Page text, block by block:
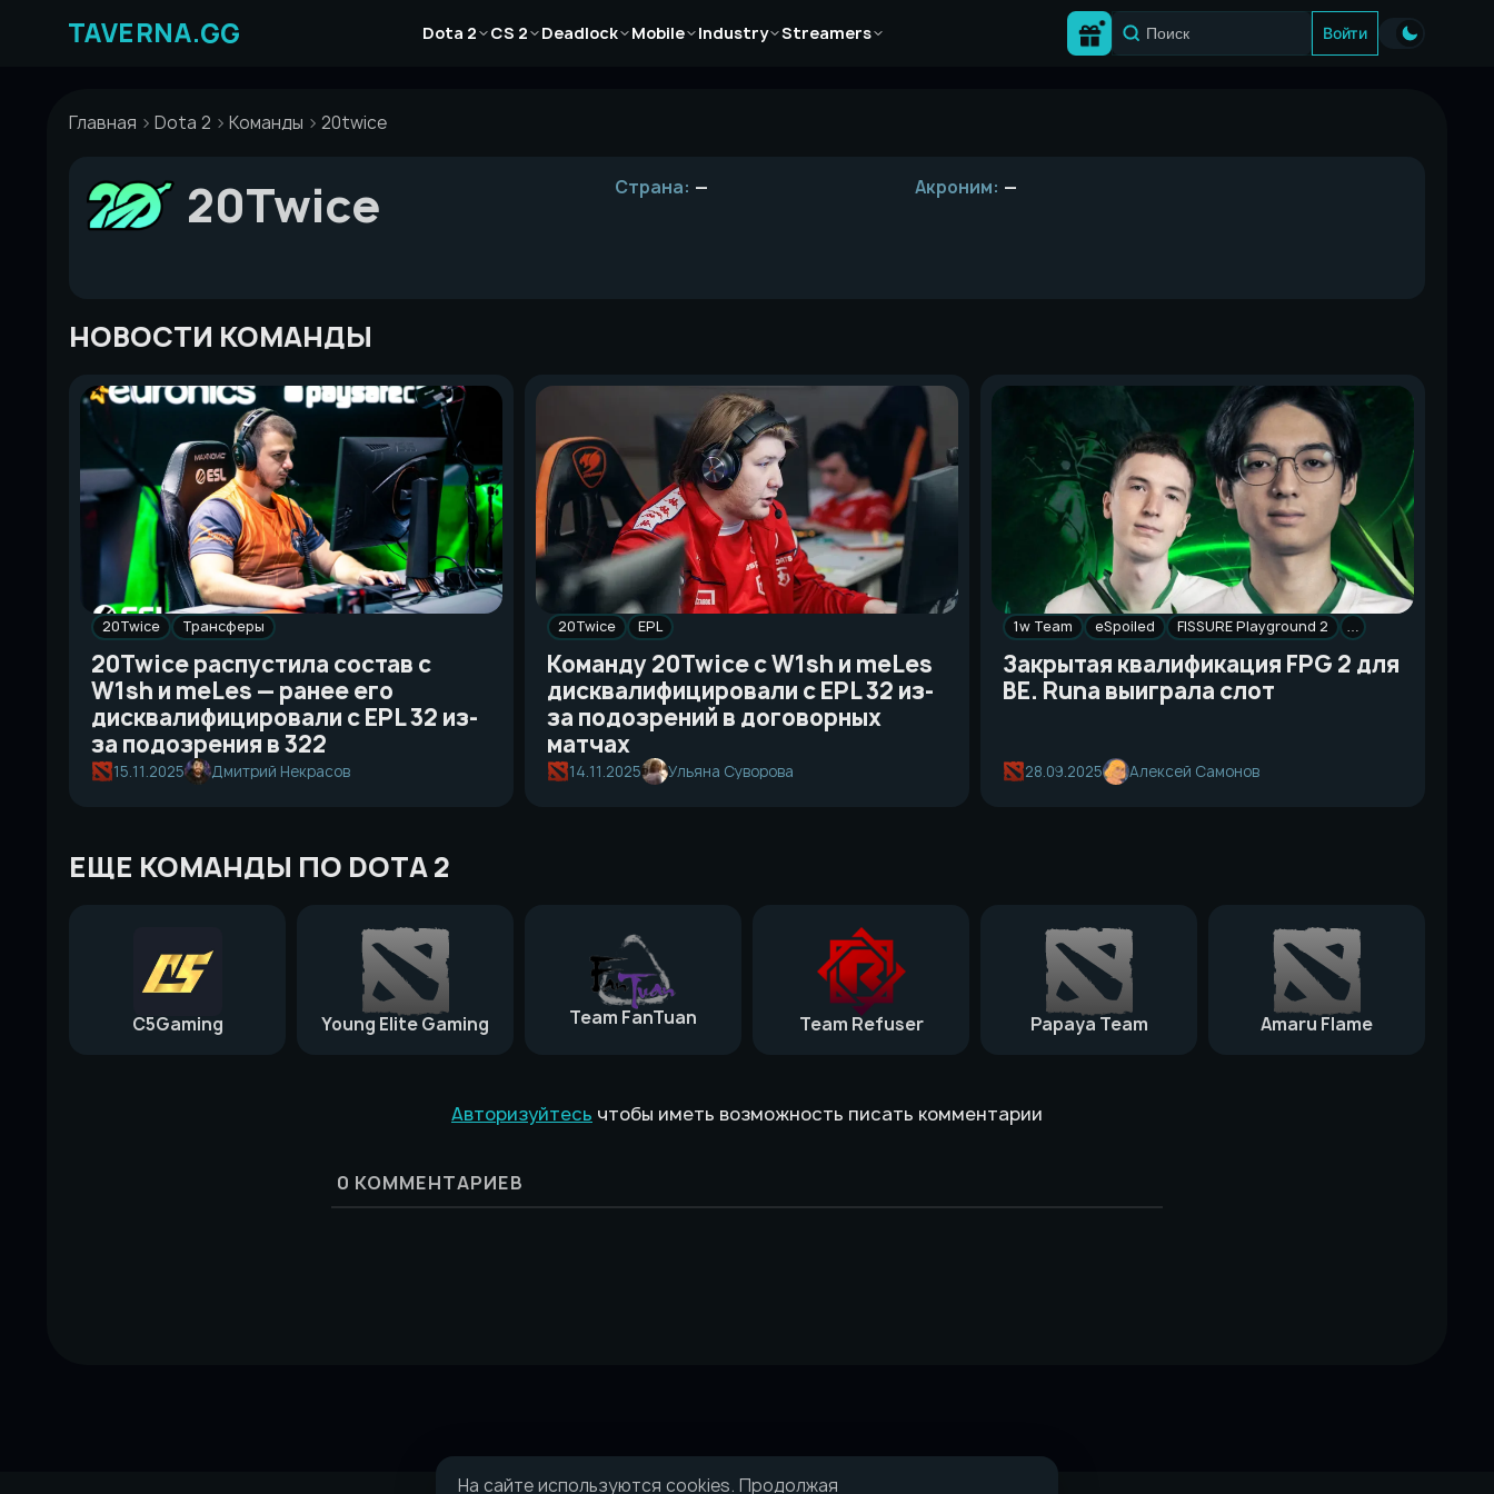
Dota 2
Статьи CS 2
СтатьиDeadlock
Статьи
Mobile
Статьи Industry
Статьи
Streamers
Статьи
Войти
Главная Dota 2 Команды 20twice
20Twice Страна: — Акроним: —
НОВОСТИ КОМАНДЫ
20Twice Трансферы
20Twice распустила состав с
W1sh и meLes — ранее его
дисквалифицировали с EPL 32 из-
за подозрения в 322
15.11.2025 Дмитрий Некрасов
20Twice EPL
Команду 20Twice с W1sh и meLes
дисквалифицировали с EPL 32 из-
за подозрений в договорных
матчах
14.11.2025 Ульяна Суворова
1w Team eSpoiled FISSURE Playground 2 …
Закрытая квалификация FPG 2 для
ВЕ. Runa выиграла слот
28.09.2025 Алексей Самонов
ЕЩЕ КОМАНДЫ ПО DOTA 2
C5Gaming Young Elite Gaming Team FanTuan Team Refuser Papaya Team Amaru Flame
Авторизуйтесь чтобы иметь возможность писать комментарии
0 КОММЕНТАРИЕВ
На сайте используются cookies. Продолжая